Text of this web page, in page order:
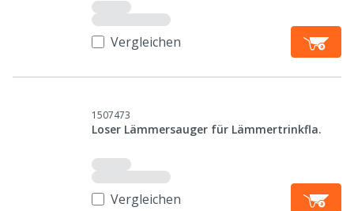
Vergleichen
1507473
Loser Lämmersauger für Lämmertrinkfla.
Vergleichen